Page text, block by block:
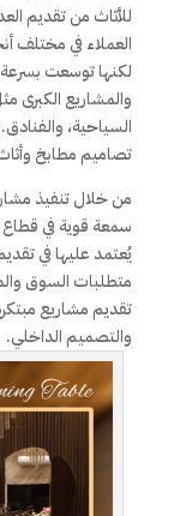
للأثاث من تقديم
العملاء في مختلف
لكنها توسعت بسرعة
والمشاريع الكبرى
السياحية،
تصاميم مطابخ
من خلال تنفيذ
سمعة قوية في قطاع
يُعتمد عليها في
متطلبات السوق
تقديم مشاريع
والتصميم الداخلي.